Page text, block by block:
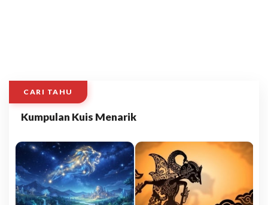
CARI TAHU
Kumpulan Kuis Menarik